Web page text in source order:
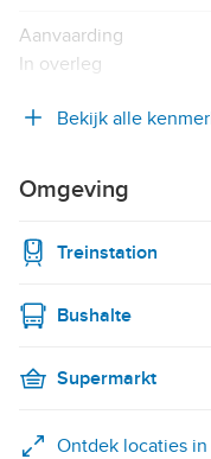
Aanvaarding
In overleg
Bekijk alle
Omgeving
Treinstation
Bushalte
Supermarkt
Ontdek locaties